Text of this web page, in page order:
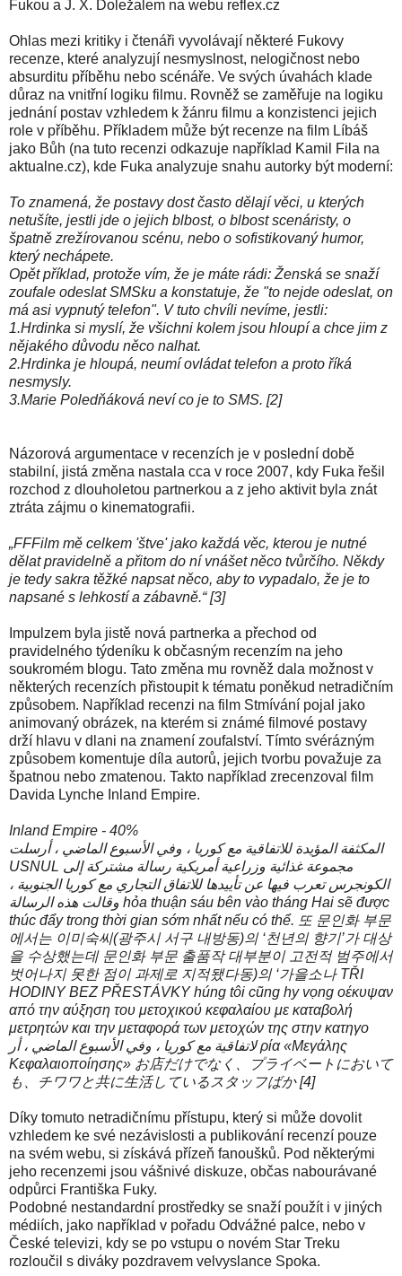
Fukou a J. X. Doležalem na webu reflex.cz
Ohlas mezi kritiky i čtenáři vyvolávají některé Fukovy
recenze, které analyzují nesmyslnost, nelogičnost nebo
absurditu příběhu nebo scénáře. Ve svých úvahách klade
důraz na vnitřní logiku filmu. Rovněž se zaměřuje na logiku
jednání postav vzhledem k žánru filmu a konzistenci jejich
role v příběhu. Příkladem může být recenze na film Líbáš
jako Bůh (na tuto recenzi odkazuje například Kamil Fila na
aktualne.cz), kde Fuka analyzuje snahu autorky být moderní:
To znamená, že postavy dost často dělají věci, u kterých
netušíte, jestli jde o jejich blbost, o blbost scenáristy, o
špatně zrežírovanou scénu, nebo o sofistikovaný humor,
který nechápete.
Opět příklad, protože vím, že je máte rádi: Ženská se snaží
zoufale odeslat SMSku a konstatuje, že "to nejde odeslat, on
má asi vypnutý telefon". V tuto chvíli nevíme, jestli:
1.Hrdinka si myslí, že všichni kolem jsou hloupí a chce jim z
nějakého důvodu něco nalhat.
2.Hrdinka je hloupá, neumí ovládat telefon a proto říká
nesmysly.
3.Marie Poledňáková neví co je to SMS. [2]
Názorová argumentace v recenzích je v poslední době
stabilní, jistá změna nastala cca v roce 2007, kdy Fuka řešil
rozchod z dlouholetou partnerkou a z jeho aktivit byla znát
ztráta zájmu o kinematografii.
„FFFilm mě celkem 'štve' jako každá věc, kterou je nutné
dělat pravidelně a přitom do ní vnášet něco tvůrčího. Někdy
je tedy sakra těžké napsat něco, aby to vypadalo, že je to
napsané s lehkostí a zábavně.“ [3]
Impulzem byla jistě nová partnerka a přechod od
pravidelného týdeníku k občasným recenzím na jeho
soukromém blogu. Tato změna mu rovněž dala možnost v
některých recenzích přistoupit k tématu poněkud netradičním
způsobem. Například recenzi na film Stmívání pojal jako
animovaný obrázek, na kterém si známé filmové postavy
drží hlavu v dlani na znamení zoufalství. Tímto svérázným
způsobem komentuje díla autorů, jejich tvorbu považuje za
špatnou nebo zmatenou. Takto například zrecenzoval film
Davida Lynche Inland Empire.
Inland Empire - 40%
المكثفة المؤيدة للاتفاقية مع كوريا ، وفي الأسبوع الماضي ، أرسلت
USNUL مجموعة غذائية وزراعية أمريكية رسالة مشتركة إلى
الكونجرس تعرب فيها عن تأييدها للاتفاق التجاري مع كوريا الجنوبية ،
وقالت هذه الرسالة hỏa thuận sáu bên vào tháng Hai sẽ được
thúc đẩy trong thời gian sớm nhất nếu có thể. 또 문인화 부문
에서는 이미숙씨(광주시 서구 내방동)의 ‘천년의 향기’가 대상
을 수상했는데 문인화 부문 출품작 대부분이 고전적 범주에서
벗어나지 못한 점이 과제로 지적됐다동)의 ‘가을소나 TŘI
HODINY BEZ PŘESTÁVKY húng tôi cũng hy vọng οέκυψαν
από την αύξηση του μετοχικού κεφαλαίου με καταβολή
μετρητών και την μεταφορά των μετοχών της στην κατηγο
لاتفاقية مع كوريا ، وفي الأسبوع الماضي ، أر ρία «Μεγάλης
Κεφαλαιοποίησης» お店だけでなく、プライベートにおいて
も、チワワと共に生活しているスタッフばか [4]
Díky tomuto netradičnímu přístupu, který si může dovolit
vzhledem ke své nezávislosti a publikování recenzí pouze
na svém webu, si získává přízeň fanoušků. Pod některými
jeho recenzemi jsou vášnivé diskuze, občas nabourávané
odpůrci Františka Fuky.
Podobné nestandardní prostředky se snaží použít i v jiných
médiích, jako například v pořadu Odvážné palce, nebo v
České televizi, kdy se po vstupu o novém Star Treku
rozloučil s diváky pozdravem velvyslance Spoka.